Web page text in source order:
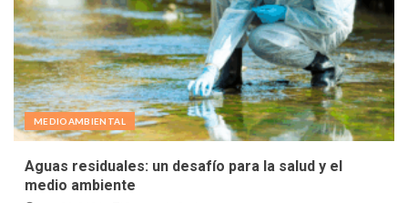
MEDIOAMBIENTAL
Aguas residuales: un desafío para la salud y el
medio ambiente